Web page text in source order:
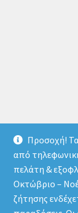
Προσοχή!
από
πελάτη &
Οκτώβριο –
ζήτησης
©
Πολιτική